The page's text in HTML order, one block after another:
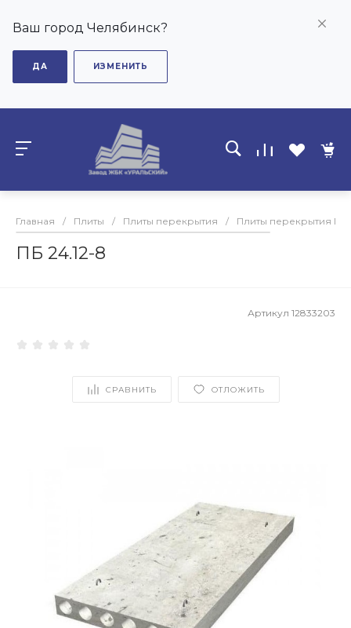
Ваш город Челябинск?
ДА ИЗМЕНИТЬ
Главная / Плиты / Плиты перекрытия / Плиты перекрытия ПБ
ПБ 24.12-8
Артикул 12833203
СРАВНИТЬ ОТЛОЖИТЬ